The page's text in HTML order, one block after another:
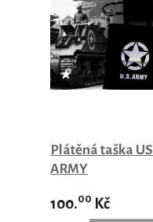
Plátěná taška US
ARMY
100.00 Kč